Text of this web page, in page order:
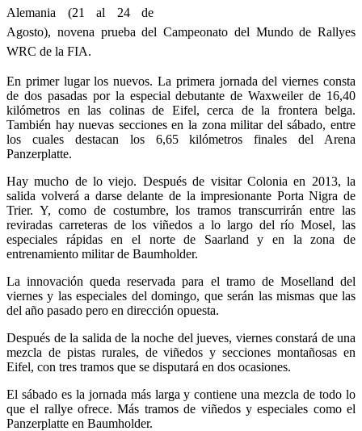
Alemania (21 al 24 de
Agosto), novena prueba del Campeonato del Mundo de Rallyes
WRC de la FIA.
En primer lugar los nuevos. La primera jornada del viernes consta
de dos pasadas por la especial debutante de Waxweiler de 16,40
kilómetros en las colinas de Eifel, cerca de la frontera belga.
También hay nuevas secciones en la zona militar del sábado, entre
los cuales destacan los 6,65 kilómetros finales del Arena
Panzerplatte.
Hay mucho de lo viejo. Después de visitar Colonia en 2013, la
salida volverá a darse delante de la impresionante Porta Nigra de
Trier. Y, como de costumbre, los tramos transcurrirán entre las
reviradas carreteras de los viñedos a lo largo del río Mosel, las
especiales rápidas en el norte de Saarland y en la zona de
entrenamiento militar de Baumholder.
La innovación queda reservada para el tramo de Moselland del
viernes y las especiales del domingo, que serán las mismas que las
del año pasado pero en dirección opuesta.
Después de la salida de la noche del jueves, viernes constará de una
mezcla de pistas rurales, de viñedos y secciones montañosas en
Eifel, con tres tramos que se disputará en dos ocasiones.
El sábado es la jornada más larga y contiene una mezcla de todo lo
que el rallye ofrece. Más tramos de viñedos y especiales como el
Panzerplatte en Baumholder.